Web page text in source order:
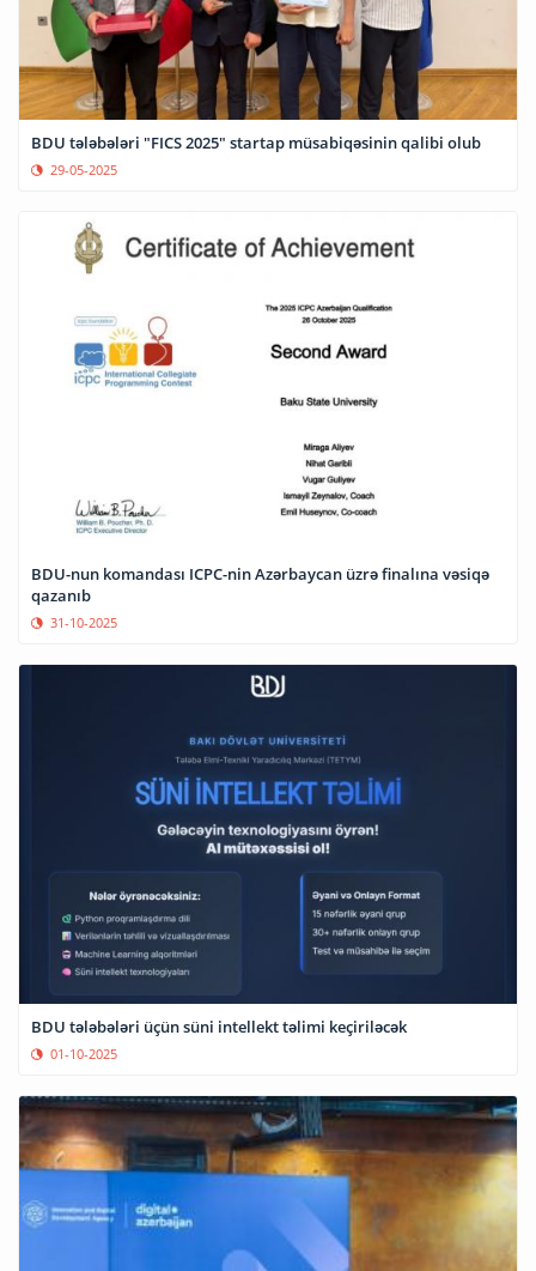
BDU tələbələri "FICS 2025" startap müsabiqəsinin qalibi olub
29-05-2025
BDU-nun komandası ICPC-nin Azərbaycan üzrə finalına vəsiqə
qazanıb
31-10-2025
BDU tələbələri üçün süni intellekt təlimi keçiriləcək
01-10-2025